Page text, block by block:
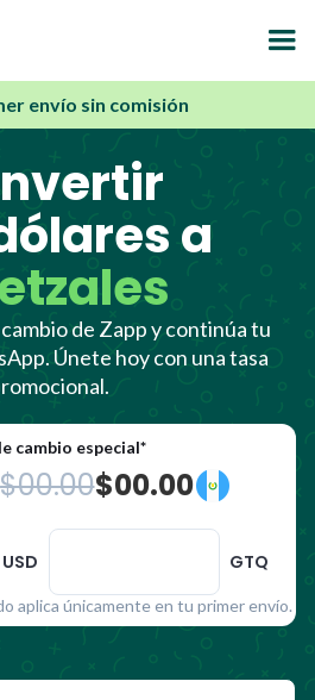
envío sin comisión
a
de Zapp y continúa tu
Únete hoy con una tasa
cambio especial*
$00.00$00.00
USD GTQ
aplica únicamente en tu primer envío.